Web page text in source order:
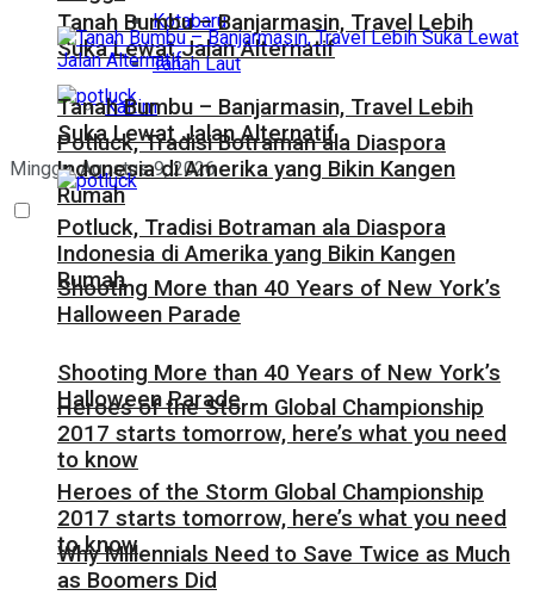
Kotabaru
Tanah Laut
Kaltim
Minggu, Agustus 9, 2026
Tanah Bumbu – Banjarmasin, Travel Lebih
Suka Lewat Jalan Alternatif
Potluck, Tradisi Botraman ala Diaspora
Indonesia di Amerika yang Bikin Kangen
Rumah
Shooting More than 40 Years of New York’s
Halloween Parade
Heroes of the Storm Global Championship
2017 starts tomorrow, here’s what you need
to know
Why Millennials Need to Save Twice as Much
as Boomers Did
Tanah Bumbu – Banjarmasin, Travel Lebih
Suka Lewat Jalan Alternatif
Potluck, Tradisi Botraman ala Diaspora
Indonesia di Amerika yang Bikin Kangen
Rumah
Shooting More than 40 Years of New York’s
Halloween Parade
Heroes of the Storm Global Championship
2017 starts tomorrow, here’s what you need
to know